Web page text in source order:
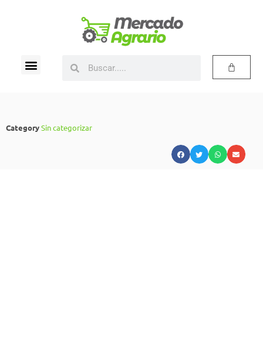
CategorySin categorizar